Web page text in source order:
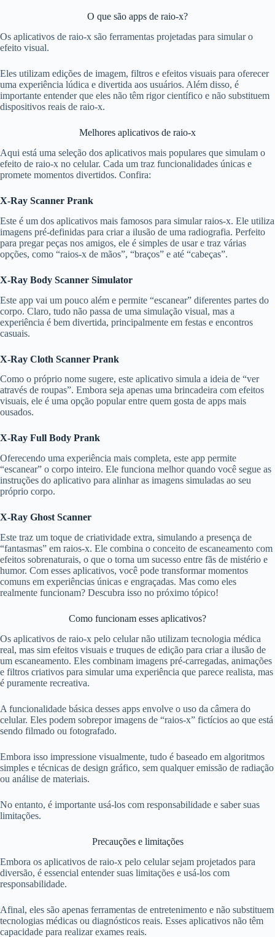
O que são apps de raio-x?
Os aplicativos de raio-x são ferramentas projetadas para simular o
efeito visual.
Eles utilizam edições de imagem, filtros e efeitos visuais para oferecer
uma experiência lúdica e divertida aos usuários. Além disso, é
importante entender que eles não têm rigor científico e não substituem
dispositivos reais de raio-x.
Melhores aplicativos de raio-x
Aqui está uma seleção dos aplicativos mais populares que simulam o
efeito de raio-x no celular. Cada um traz funcionalidades únicas e
promete momentos divertidos. Confira:
X-Ray Scanner Prank
Este é um dos aplicativos mais famosos para simular raios-x. Ele utiliza
imagens pré-definidas para criar a ilusão de uma radiografia. Perfeito
para pregar peças nos amigos, ele é simples de usar e traz várias
opções, como “raios-x de mãos”, “braços” e até “cabeças”.
X-Ray Body Scanner Simulator
Este app vai um pouco além e permite “escanear” diferentes partes do
corpo. Claro, tudo não passa de uma simulação visual, mas a
experiência é bem divertida, principalmente em festas e encontros
casuais.
X-Ray Cloth Scanner Prank
Como o próprio nome sugere, este aplicativo simula a ideia de “ver
através de roupas”. Embora seja apenas uma brincadeira com efeitos
visuais, ele é uma opção popular entre quem gosta de apps mais
ousados.
X-Ray Full Body Prank
Oferecendo uma experiência mais completa, este app permite
“escanear” o corpo inteiro. Ele funciona melhor quando você segue as
instruções do aplicativo para alinhar as imagens simuladas ao seu
próprio corpo.
X-Ray Ghost Scanner
Este traz um toque de criatividade extra, simulando a presença de
“fantasmas” em raios-x. Ele combina o conceito de escaneamento com
efeitos sobrenaturais, o que o torna um sucesso entre fãs de mistério e
humor. Com esses aplicativos, você pode transformar momentos
comuns em experiências únicas e engraçadas. Mas como eles
realmente funcionam? Descubra isso no próximo tópico!
Como funcionam esses aplicativos?
Os aplicativos de raio-x pelo celular não utilizam tecnologia médica
real, mas sim efeitos visuais e truques de edição para criar a ilusão de
um escaneamento. Eles combinam imagens pré-carregadas, animações
e filtros criativos para simular uma experiência que parece realista, mas
é puramente recreativa.
A funcionalidade básica desses apps envolve o uso da câmera do
celular. Eles podem sobrepor imagens de “raios-x” fictícios ao que está
sendo filmado ou fotografado.
Embora isso impressione visualmente, tudo é baseado em algoritmos
simples e técnicas de design gráfico, sem qualquer emissão de radiação
ou análise de materiais.
No entanto, é importante usá-los com responsabilidade e saber suas
limitações.
Precauções e limitações
Embora os aplicativos de raio-x pelo celular sejam projetados para
diversão, é essencial entender suas limitações e usá-los com
responsabilidade.
Afinal, eles são apenas ferramentas de entretenimento e não substituem
tecnologias médicas ou diagnósticos reais. Esses aplicativos não têm
capacidade para realizar exames reais.